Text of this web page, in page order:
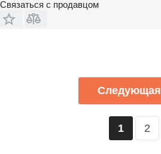
Связаться с продавцом
Следующая
1 2